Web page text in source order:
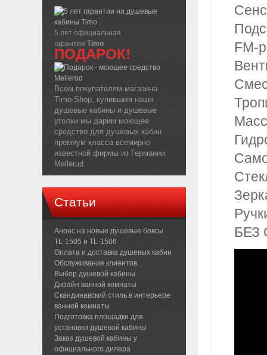
FM-
БЕЗ
5 лет официальная
гарантия Timo
ПОДАРОК!
Всем покупателям магазина
Timo-Shop, купившим наши
душевые кабины и душевые
уголки мы дарим моющее
средство для душевых кабин
премиум класса всемирно
известной фирмы из Германии
Mellerud.
Статьи
Анонс на новые душевые боксы
TL-1505 и TL-1506
Оплата и доставка душевых кабин
Обслуживание клиентов
Выбор душевой кабины
Дизайн ванной комнаты
Скандинавский стиль в интерьере
ванной комнаты
Подготовка площадки для
установки душевой кабины
Заказ душевой кабины у
официального дилера